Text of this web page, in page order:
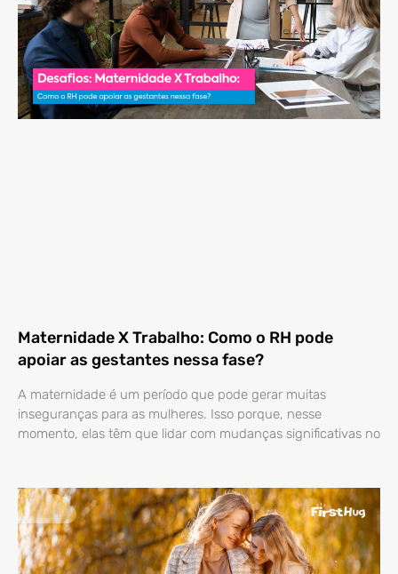
Maternidade X Trabalho: Como o RH pode
apoiar as gestantes nessa fase?
A maternidade é um período que pode gerar muitas
inseguranças para as mulheres. Isso porque, nesse
momento, elas têm que lidar com mudanças significativas no